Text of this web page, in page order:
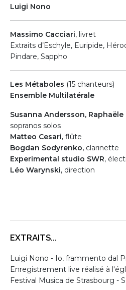
Luigi Nono
Massimo Cacciari, livret
Extraits d’Eschyle, Euripide,
Pindare, Sappho
Les Métaboles (15 chanteurs)
Ensemble Multilatérale
Susanna Andersson,
sopranos solos
Matteo Cesari, flûte
Bogdan Sodyrenko, clarinette
Experimental studio SWR,
Léo Warynski, direction
EXTRAITS...
Luigi Nono - Io, frammento dal
Enregistrement live réalisé à
Festival Musica de Strasbourg -